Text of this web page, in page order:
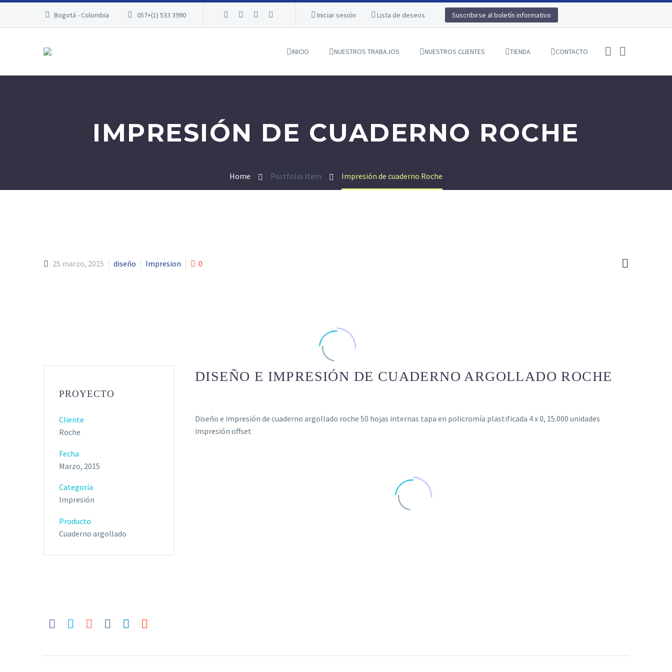
Bogotá - Colombia 057+(1) 533 3990 Iniciar sesión Lista de deseos Suscribirse al boletín informativo
INICIO NUESTROS TRABAJOS NUESTROS CLIENTES TIENDA CONTACTO
IMPRESIÓN DE CUADERNO ROCHE
Home Portfolio Item Impresión de cuaderno Roche

25 marzo, 2015 diseño Impresion 0
PROYECTO
Cliente
Roche
Fecha
Marzo, 2015
Categoría
Impresión
Producto
Cuaderno argollado
DISEÑO E IMPRESIÓN DE CUADERNO ARGOLLADO ROCHE
Diseño e impresión de cuaderno argollado roche 50 hojas internas tapa en policromía plastificada 4 x 0, 15.000 unidades
impresión offset